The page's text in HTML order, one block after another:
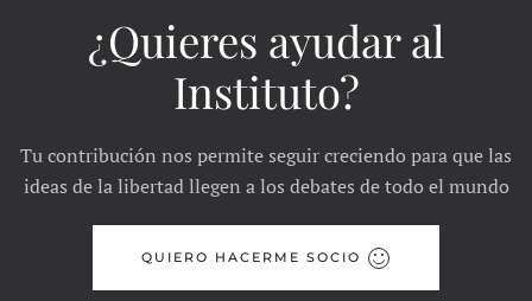
¿Quieres ayudar al
Instituto?
Tu contribución nos permite seguir creciendo para que las
ideas de la libertad llegen a los debates de todo el mundo
QUIERO HACERME SOCIO